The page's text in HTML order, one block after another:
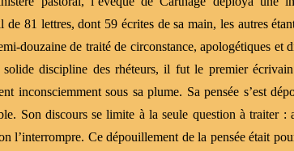
de 81 lettres, dont 59 écrites de sa main, les autres
douzaine de traité de circonstance, apologétiques et
discipline des rhéteurs, il fut le premier
inconsciemment sous sa plume. Sa pensée s’est
Son discours se limite à la seule question à traiter :
l’interrompre. Ce dépouillement de la pensée était